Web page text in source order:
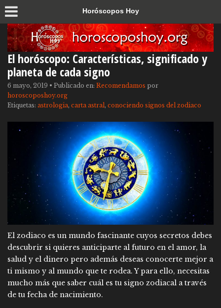
Horóscopos Hoy
El horóscopo: Características, significado y
planeta de cada signo
6 mayo, 2019 • Publicado en: Recomendamos por
horoscoposhoy.org
Etiquetas: astrologia, carta astral, conociendo signos del zodiaco
El zodiaco es un mundo fascinante cuyos secretos debes
descubrir si quieres anticiparte al futuro en el amor, la
salud y el dinero pero además deseas conocerte mejor a
ti mismo y al mundo que te rodea. Y para ello, necesitas
mucho más que saber cuál es tu signo zodiacal a través
de tu fecha de nacimiento.